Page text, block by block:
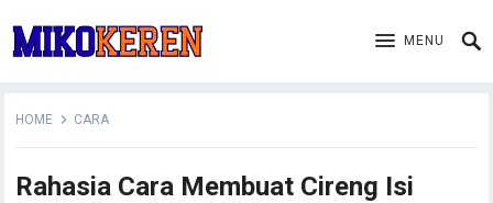
MENU
HOME CARA
Rahasia Cara Membuat Cireng Isi